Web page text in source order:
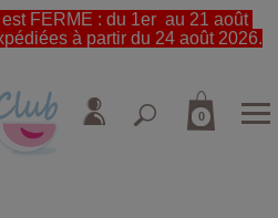
FERME : du 1er au 21 août
à partir du 24 août 2026.
0